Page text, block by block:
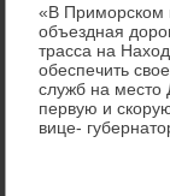
«В Приморском
объездная
трасса на
обеспечить
служб на место
первую и
вице-